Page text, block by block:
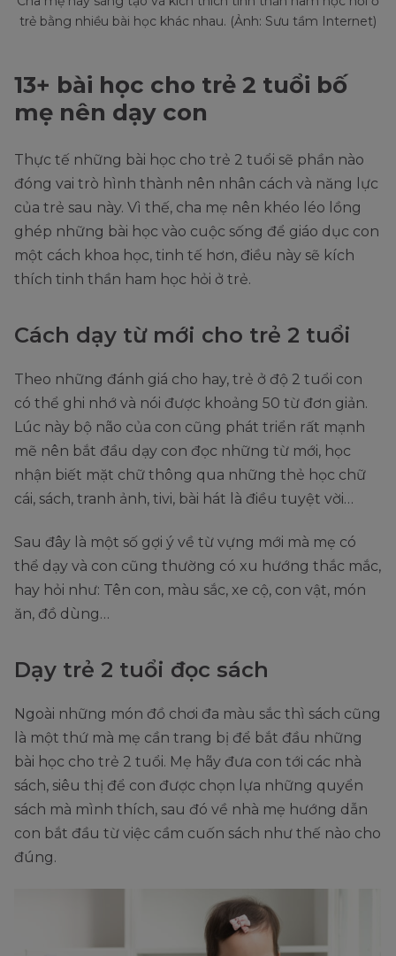
trẻ bằng nhiều bài học khác nhau. (Ảnh: Sưu tầm Internet)
13+ bài học cho trẻ 2 tuổi bố
mẹ nên dạy con
Thực tế những bài học cho trẻ 2 tuổi sẽ phần nào
đóng vai trò hình thành nên nhân cách và năng lực
của trẻ sau này. Vì thế, cha mẹ nên khéo léo lồng
ghép những bài học vào cuộc sống để giáo dục con
một cách khoa học, tinh tế hơn, điều này sẽ kích
thích tinh thần ham học hỏi ở trẻ.
Cách dạy từ mới cho trẻ 2 tuổi
Theo những đánh giá cho hay, trẻ ở độ 2 tuổi con
có thể ghi nhớ và nói được khoảng 50 từ đơn giản.
Lúc này bộ não của con cũng phát triển rất mạnh
mẽ nên bắt đầu dạy con đọc những từ mới, học
nhận biết mặt chữ thông qua những thẻ học chữ
cái, sách, tranh ảnh, tivi, bài hát là điều tuyệt vời…
Sau đây là một số gợi ý về từ vựng mới mà mẹ có
thể dạy và con cũng thường có xu hướng thắc mắc,
hay hỏi như: Tên con, màu sắc, xe cộ, con vật, món
ăn, đồ dùng…
Dạy trẻ 2 tuổi đọc sách
Ngoài những món đồ chơi đa màu sắc thì sách cũng
là một thứ mà mẹ cần trang bị để bắt đầu những
bài học cho trẻ 2 tuổi. Mẹ hãy đưa con tới các nhà
sách, siêu thị để con được chọn lựa những quyển
sách mà mình thích, sau đó về nhà mẹ hướng dẫn
con bắt đầu từ việc cầm cuốn sách như thế nào cho
đúng.